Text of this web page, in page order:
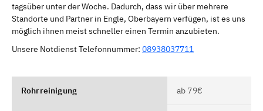
tagsüber unter der Woche. Dadurch, dass wir über mehrere
Standorte und Partner in Engle, Oberbayern verfügen, ist es uns
möglich ihnen meist schneller einen Termin anzubieten.
Unsere Notdienst Telefonnummer: 08938037711
Rohrreinigung ab 79€